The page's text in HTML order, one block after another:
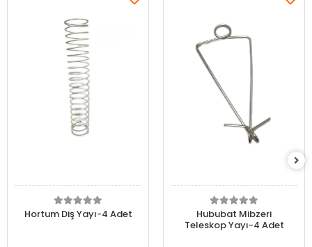
Hortum Diş Yayı-4 Adet
Hububat Mibzeri
Teleskop Yayı-4 Adet